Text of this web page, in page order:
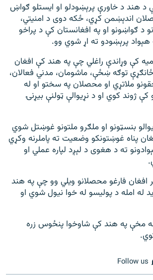
هند د خاورې پرېښودلو او ایستلو ګواښ
اندېښمن کړي، ځکه دوی د امنیتي،
ګواښونو او په افغانستان کې د پراخو
هېواد پرېښودو ته اړ شوي وو.
کې وړاندې راغلي چې په هند کې افغان
توګه ښځې، ماشومان، مدني فعالان،
ملاتړي او محصلان په سختو او له
ژوند کوي او د نړیوالې ټولنې بیړنۍ
بنسټونو او ملګرو ملتونو غوښتل شوي
پناه غوښتونکو وضعیت ته پاملرنه وکړي
ته د هغوی د لېږد لپاره عملي او
افغان فارغو محصلانو ویلي وو چې په هند
له امله د پولیسو له خوا نیول شوي او
له مخې په هند کې شاوخوا پنځوس زره
Follow us